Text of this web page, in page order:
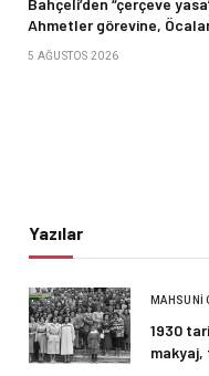
Bahçeli’den “çerçeve
Ahmetler görevine,
5 AĞUSTOS 2026
Yazılar
MAHSUNI
1930
makyaj,